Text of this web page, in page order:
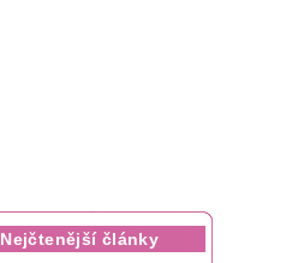
Nejčtenější články